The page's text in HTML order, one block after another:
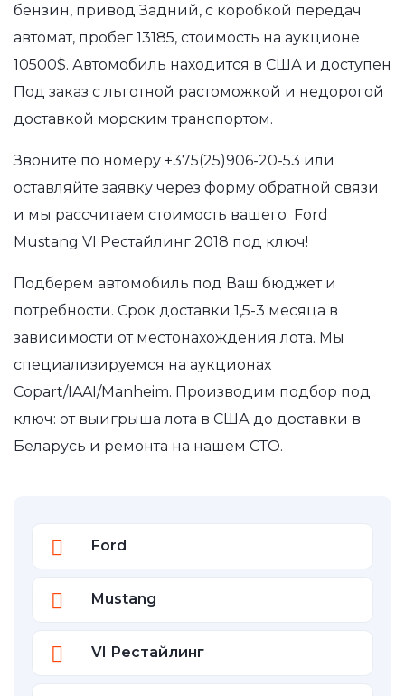
бензин, привод Задний, с коробкой передач
автомат, пробег 13185, стоимость на аукционе
10500$. Автомобиль находится в США и доступен
Под заказ с льготной растоможкой и недорогой
доставкой морским транспортом.
Звоните по номеру +375(25)906-20-53 или
оставляйте заявку через форму обратной связи
и мы рассчитаем стоимость вашего Ford
Mustang VI Рестайлинг 2018 под ключ!
Подберем автомобиль под Ваш бюджет и
потребности. Срок доставки 1,5-3 месяца в
зависимости от местонахождения лота. Мы
специализируемся на аукционах
Copart/IAAI/Manheim. Производим подбор под
ключ: от выигрыша лота в США до доставки в
Беларусь и ремонта на нашем СТО.
Ford
Mustang
VI Рестайлинг